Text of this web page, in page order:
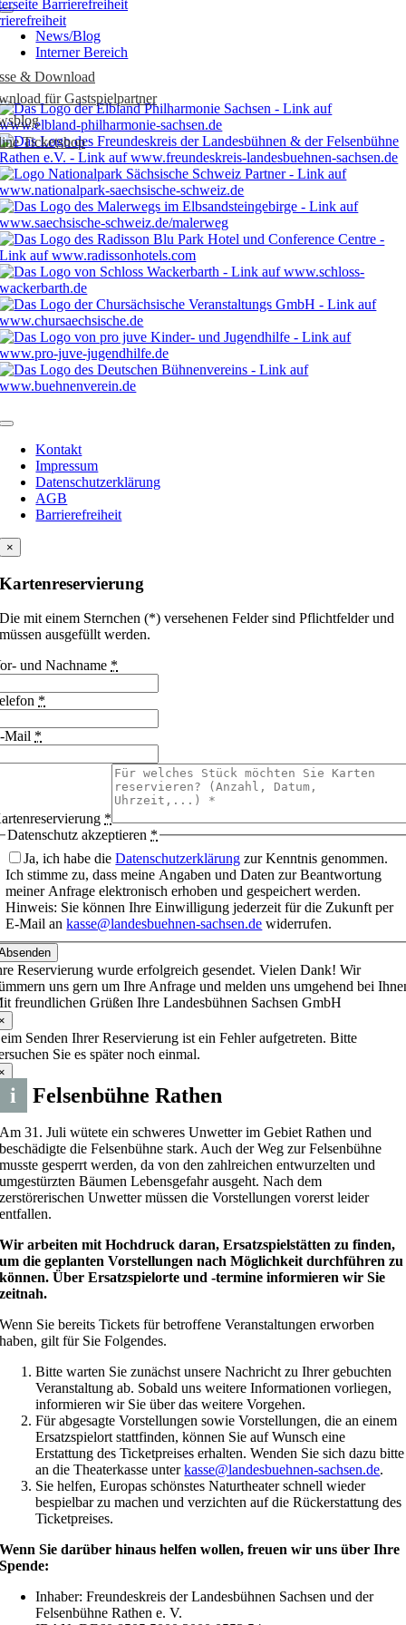
& Download
für Gastspielpartner
Ticketshop
News/Blog
Interner Bereich
Kontakt
Impressum
Datenschutzerklärung
AGB
Barrierefreiheit
×
Kartenreservierung
Die mit einem Sternchen (*) versehenen Felder sind Pflichtfelder und
müssen ausgefüllt werden.
und Nachname *
*
Mail *
*
Datenschutz akzeptieren *
Ja, ich habe dieDatenschutzerklärung zur Kenntnis genommen.
Ich stimme zu, dass meine Angaben und Daten zur Beantwortung
meiner Anfrage elektronisch erhoben und gespeichert werden.
Hinweis: Sie können Ihre Einwilligung jederzeit für die Zukunft per
E-Mail ankasse@landesbuehnen-sachsen.de widerrufen.
Reservierung wurde erfolgreich gesendet. Vielen Dank! Wir
uns gern um Ihre Anfrage und melden uns umgehend bei
freundlichen Grüßen Ihre Landesbühnen Sachsen GmbH
Senden Ihrer Reservierung ist ein Fehler aufgetreten. Bitte
Sie es später noch einmal.
i Felsenbühne Rathen
Am 31. Juli wütete ein schweres Unwetter im Gebiet Rathen und
beschädigte die Felsenbühne stark. Auch der Weg zur Felsenbühne
musste gesperrt werden, da von den zahlreichen entwurzelten und
umgestürzten Bäumen Lebensgefahr ausgeht. Nach dem
zerstörerischen Unwetter müssen die Vorstellungen vorerst leider
entfallen.
Wir arbeiten mit Hochdruck daran, Ersatzspielstätten zu finden,
um die geplanten Vorstellungen nach Möglichkeit durchführen zu
können. Über Ersatzspielorte und -termine informieren wir Sie
zeitnah.
Wenn Sie bereits Tickets für betroffene Veranstaltungen erworben
haben, gilt für Sie Folgendes.
Bitte warten Sie zunächst unsere Nachricht zu Ihrer gebuchten
Veranstaltung ab. Sobald uns weitere Informationen vorliegen,
informieren wir Sie über das weitere Vorgehen.
Für abgesagte Vorstellungen sowie Vorstellungen, die an einem
Ersatzspielort stattfinden, können Sie auf Wunsch eine
Erstattung des Ticketpreises erhalten. Wenden Sie sich dazu bitte
an die Theaterkasse unterkasse@landesbuehnen-sachsen.de.
Sie helfen, Europas schönstes Naturtheater schnell wieder
bespielbar zu machen und verzichten auf die Rückerstattung des
Ticketpreises.
Wenn Sie darüber hinaus helfen wollen, freuen wir uns über Ihre
Spende:
Inhaber: Freundeskreis der Landesbühnen Sachsen und der
Felsenbühne Rathen e. V.